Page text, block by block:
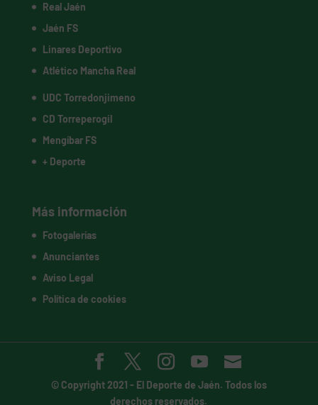
Real Jaén
Jaén FS
Linares Deportivo
Atlético Mancha Real
UDC Torredonjimeno
CD Torreperogil
Mengíbar FS
+ Deporte
Más información
Fotogalerías
Anunciantes
Aviso Legal
Política de cookies
© Copyright 2021 - El Deporte de Jaén. Todos los
derechos reservados.